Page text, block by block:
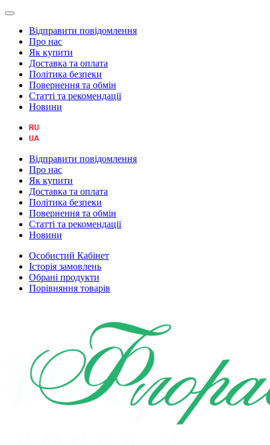
Відправити повідомлення
Про нас
Як купити
Доставка та оплата
Політика безпеки
Повернення та обмін
Статті та рекомендації
Новини
Відправити повідомлення
Про нас
Як купити
Доставка та оплата
Політика безпеки
Повернення та обмін
Статті та рекомендації
Новини
Особистий Кабінет
Історія замовлень
Обрані продукти
Порівняння товарів